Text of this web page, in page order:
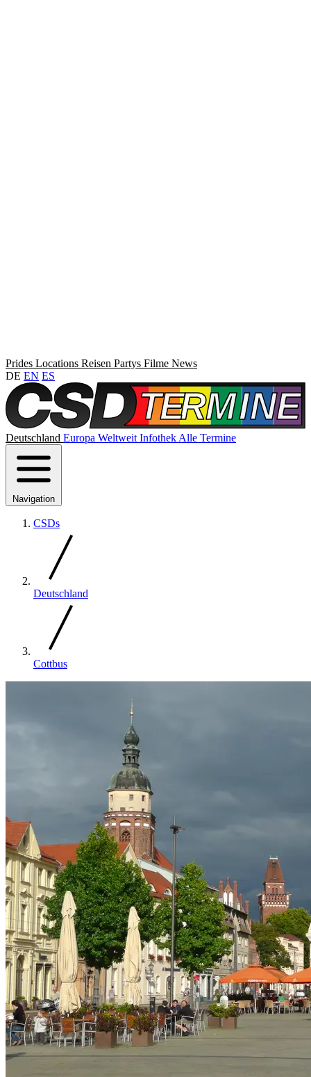
Prides Locations Reisen Partys Filme News
DE EN ES
Deutschland Europa Weltweit Infothek Alle Termine
Navigation
CSDs
Deutschland
Cottbus